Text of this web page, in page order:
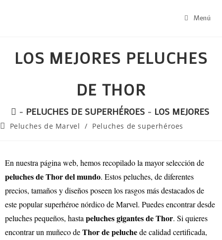
Menú
LOS MEJORES PELUCHES
DE THOR
- PELUCHES DE SUPERHÉROES - LOS MEJORES
Peluches de Marvel / Peluches de superhéroes
En nuestra página web, hemos recopilado la mayor selección de
peluches de Thor del mundo. Estos peluches, de diferentes
precios, tamaños y diseños poseen los rasgos más destacados de
este popular superhéroe nórdico de Marvel. Puedes encontrar desde
peluches pequeños, hasta peluches gigantes de Thor. Si quieres
encontrar un muñeco deThorde peluchede calidad certificada,